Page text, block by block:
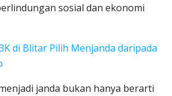
sosial dan ekonomi
di Blitar Pilih Menjanda daripada
janda bukan hanya berarti